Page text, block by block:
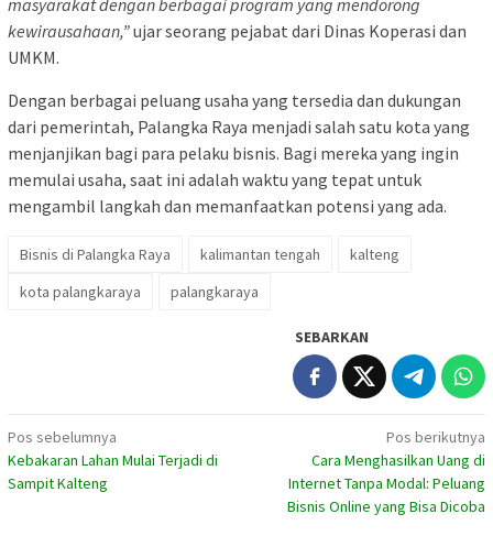
kewirausahaan,”ujar seorang pejabat dari Dinas Koperasi dan
UMKM.
Dengan berbagai peluang usaha yang tersedia dan dukungan
dari pemerintah, Palangka Raya menjadi salah satu kota yang
menjanjikan bagi para pelaku bisnis. Bagi mereka yang ingin
memulai usaha, saat ini adalah waktu yang tepat untuk
mengambil langkah dan memanfaatkan potensi yang ada.
Bisnis di Palangka Raya kalimantan tengah
kalteng
kota palangkaraya
palangkaraya
SEBARKAN
Navigasi
pos
Pos sebelumnya
Kebakaran Lahan Mulai Terjadi di
Sampit Kalteng
Pos berikutnya
Cara Menghasilkan Uang di
Internet Tanpa Modal: Peluang
Bisnis Online yang Bisa Dicoba